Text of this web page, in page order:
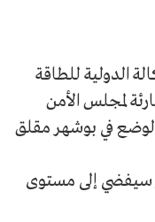
الدولية للطاقة
لمجلس الأمن
في بوشهر مقلق
سيفضي إلى مستوى